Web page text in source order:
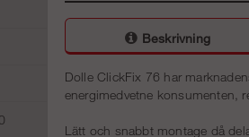
Beskrivning
Dolle ClickFix 76 har
energimedvetne konsumenten,
Lätt och snabbt montage då